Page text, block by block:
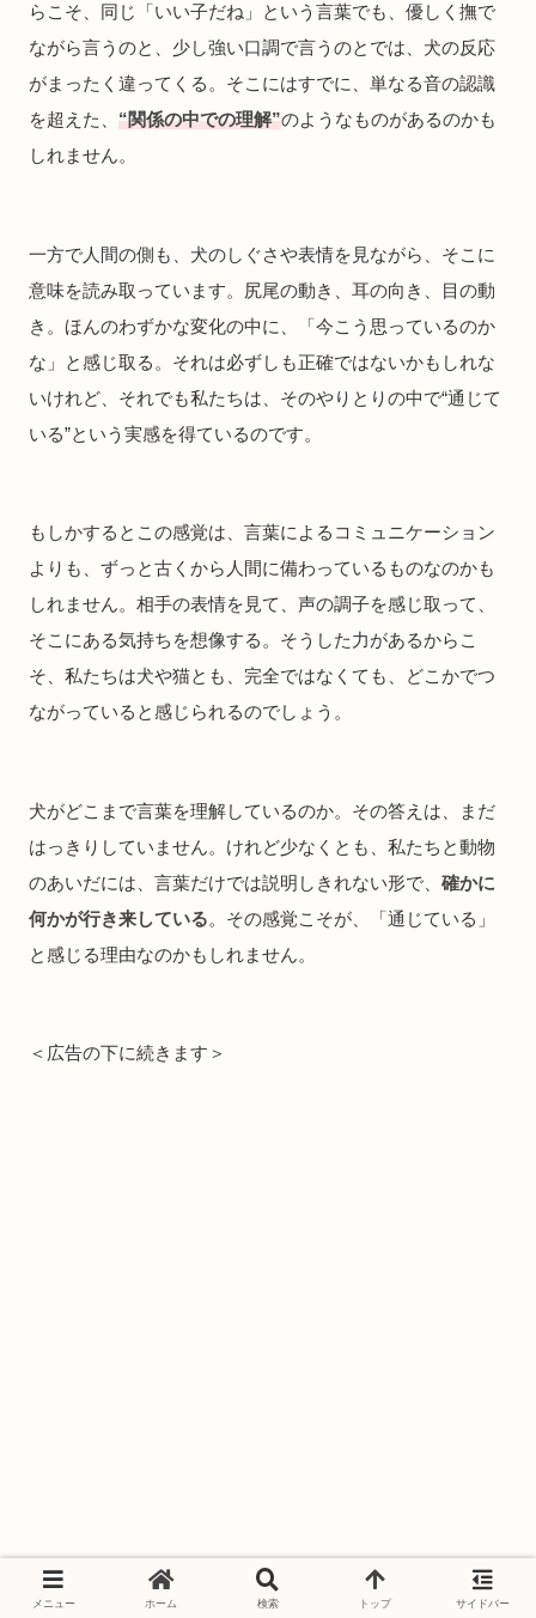
らこそ、同じ「いい子だね」という言葉でも、優しく撫で
ながら言うのと、少し強い口調で言うのとでは、犬の反応
がまったく違ってくる。そこにはすでに、単なる音の認識
を超えた、 “関係の中での理解”のようなものがあるのかも
しれません。
一方で人間の側も、犬のしぐさや表情を見ながら、そこに
意味を読み取っています。尻尾の動き、耳の向き、目の動
き。ほんのわずかな変化の中に、「今こう思っているのか
な」と感じ取る。それは必ずしも正確ではないかもしれな
いけれど、それでも私たちは、そのやりとりの中で“通じて
いる”という実感を得ているのです。
もしかするとこの感覚は、言葉によるコミュニケーション
よりも、ずっと古くから人間に備わっているものなのかも
しれません。相手の表情を見て、声の調子を感じ取って、
そこにある気持ちを想像する。そうした力があるからこ
そ、私たちは犬や猫とも、完全ではなくても、どこかでつ
ながっていると感じられるのでしょう。
犬がどこまで言葉を理解しているのか。その答えは、まだ
はっきりしていません。けれど少なくとも、私たちと動物
のあいだには、言葉だけでは説明しきれない形で、 確かに
何かが行き来している。その感覚こそが、「通じている」
と感じる理由なのかもしれません。
＜広告の下に続きます＞
メニュー ホーム 検索 トップ サイドバー